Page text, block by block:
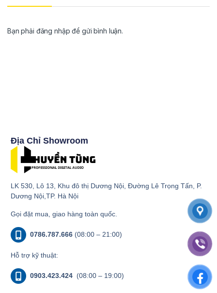
Bạn phải đăng nhập để gửi bình luận.
Địa Chỉ Showroom
LK 530, Lô 13, Khu đô thị Dương Nội, Đường Lê Trọng Tấn, P.
Dương Nội,TP. Hà Nội
Gọi đặt mua, giao hàng toàn quốc.
0786.787.666 (08:00 – 21:00)
Hỗ trợ kỹ thuật:
0903.423.424 (08:00 – 19:00)